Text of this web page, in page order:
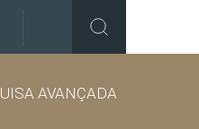
AVANÇADA